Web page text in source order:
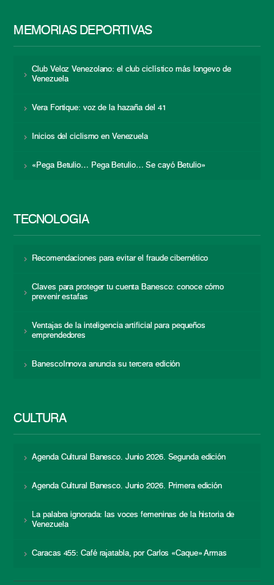
MEMORIAS DEPORTIVAS
Club Veloz Venezolano: el club ciclístico más longevo de
Venezuela
Vera Fortique: voz de la hazaña del 41
Inicios del ciclismo en Venezuela
«Pega Betulio… Pega Betulio… Se cayó Betulio»
TECNOLOGÍA
Recomendaciones para evitar el fraude cibernético
Claves para proteger tu cuenta Banesco: conoce cómo
prevenir estafas
Ventajas de la inteligencia artificial para pequeños
emprendedores
BanescoInnova anuncia su tercera edición
CULTURA
Agenda Cultural Banesco. Junio 2026. Segunda edición
Agenda Cultural Banesco. Junio 2026. Primera edición
La palabra ignorada: las voces femeninas de la historia de
Venezuela
Caracas 455: Café rajatabla, por Carlos «Caque» Armas